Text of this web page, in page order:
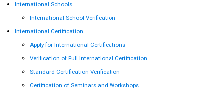
International Schools
International School Verification
International Certification
Apply for International Certifications
Verification of Full International Certification
Standard Certification Verification
Certification of Seminars and Workshops